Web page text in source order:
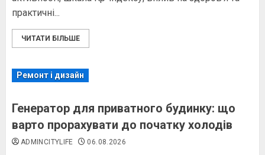
практичні...
ЧИТАТИ БІЛЬШЕ
Ремонт і дизайн
Генератор для приватного будинку: що
варто прорахувати до початку холодів
ADMINCITYLIFE 06.08.2026